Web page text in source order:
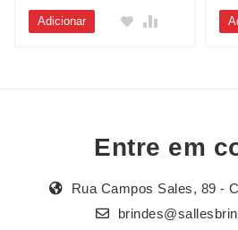
Adicionar
Entre em
Rua Campos Sales, 89 -